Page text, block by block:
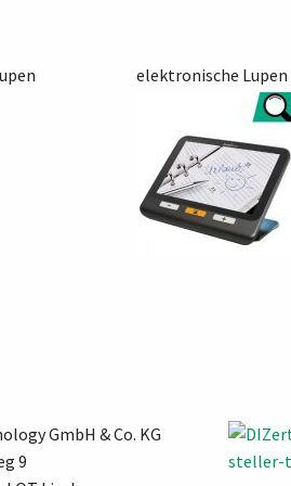
elektronische Lupen
GmbH & Co. KG
9